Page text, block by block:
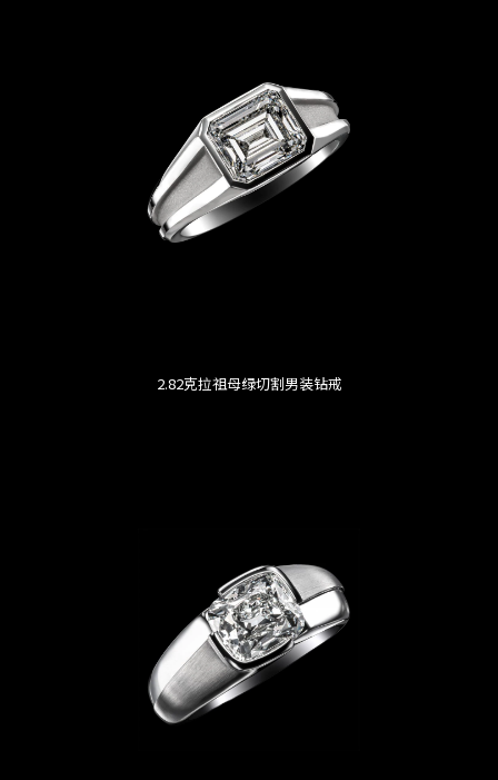
2.82克拉祖母绿切割男装钻戒